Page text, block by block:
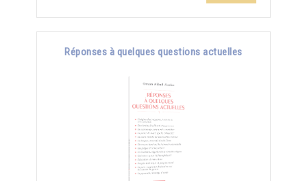
Réponses à quelques questions actuelles